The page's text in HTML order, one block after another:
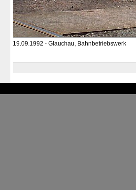
19.09.1992 - Glauchau, Bahnbetriebswerk